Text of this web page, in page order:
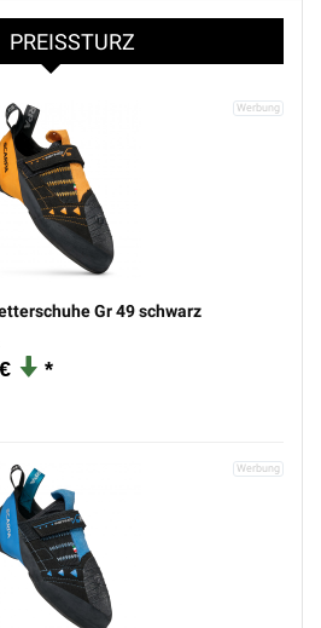
PREISSTURZ
Gr 49 schwarz